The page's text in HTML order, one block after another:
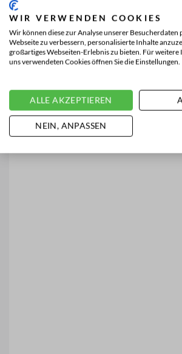
WIR VERWENDEN COOKIES
Wir können diese zur Analyse unserer Besucherdaten
Webseite zu verbessern, personalisierte Inhalte
großartiges Webseiten-Erlebnis zu bieten. Für
uns verwendeten Cookies öffnen Sie die Einstellungen.
ALLE AKZEPTIEREN
NEIN, ANPASSEN